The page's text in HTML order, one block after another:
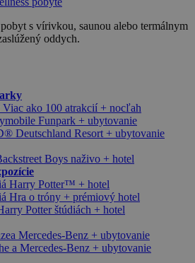
s vírivkou, saunou alebo termálnym
oddych.
Viac ako 100 atrakcií + nocľah
Funpark + ubytovanie
Deutschland Resort + ubytovanie
Boys naživo + hotel
Harry Potter™ + hotel
Hra o tróny + prémiový hotel
Potter štúdiách + hotel
Mercedes-Benz + ubytovanie
a Mercedes-Benz + ubytovanie